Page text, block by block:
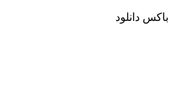
باکس دانلود